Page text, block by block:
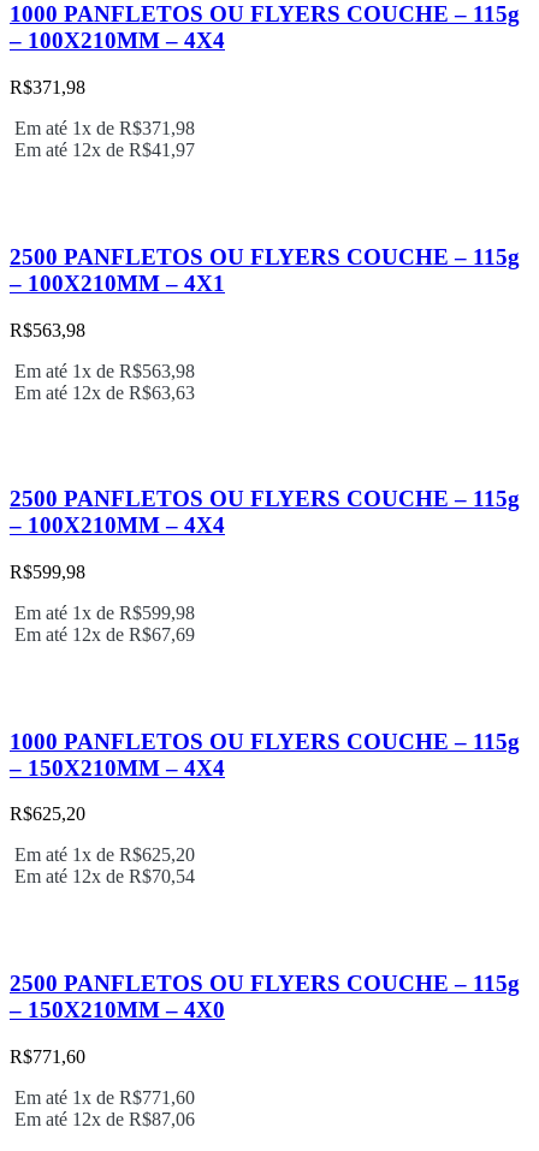
1000 PANFLETOS OU FLYERS COUCHE – 115g
– 100X210MM – 4X4
R$371,98
Em até 1x de R$371,98
Em até 12x de R$41,97
2500 PANFLETOS OU FLYERS COUCHE – 115g
– 100X210MM – 4X1
R$563,98
Em até 1x de R$563,98
Em até 12x de R$63,63
2500 PANFLETOS OU FLYERS COUCHE – 115g
– 100X210MM – 4X4
R$599,98
Em até 1x de R$599,98
Em até 12x de R$67,69
1000 PANFLETOS OU FLYERS COUCHE – 115g
– 150X210MM – 4X4
R$625,20
Em até 1x de R$625,20
Em até 12x de R$70,54
2500 PANFLETOS OU FLYERS COUCHE – 115g
– 150X210MM – 4X0
R$771,60
Em até 1x de R$771,60
Em até 12x de R$87,06